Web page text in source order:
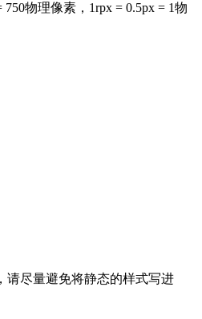
物理像素，1rpx = 0.5px = 1物
请尽量避免将静态的样式写进